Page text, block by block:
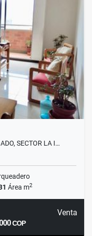
SECTOR LA I…
Área m2
Venta
COP